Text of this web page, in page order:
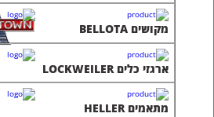
מקושים BELLOTA
ארגזי כלים LOCKWEILER
מתאמים HELLER